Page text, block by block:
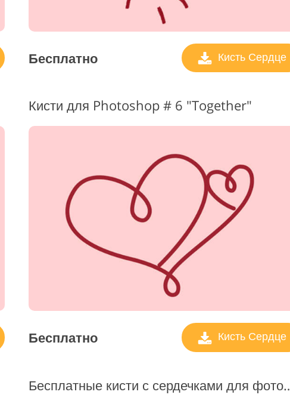
Бесплатно Кисть Сердце
Кисти для Photoshop # 6 "Together"
Бесплатно Кисть Сердце
Бесплатные кисти с